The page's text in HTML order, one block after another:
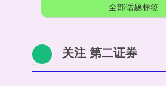
全部话题标签
关注 第二证券